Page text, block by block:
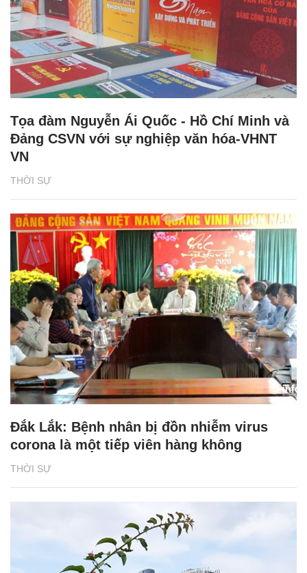
THỜI SỰ
Tọa đàm Nguyễn Ái Quốc - Hồ Chí Minh và
Đảng CSVN với sự nghiệp văn hóa-VHNT
VN
THỜI SỰ
Đắk Lắk: Bệnh nhân bị đồn nhiễm virus
corona là một tiếp viên hàng không